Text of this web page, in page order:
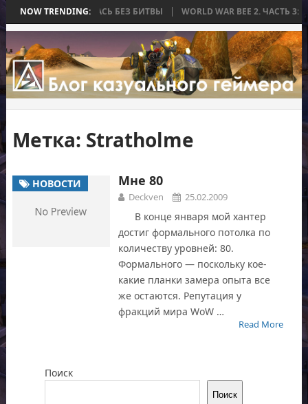
NOW TRENDING:
КОТОРАЯ ЗАКОНЧИЛАСЬ БЕЗ БИТВЫ WORLD WAR BEE 2. ЧАСТЬ
Метка: Stratholme
НОВОСТИ Мне 80
Deckven 25.02.2009
В конце января мой хантер
достиг формального потолка по
количеству уровней: 80.
Формального — поскольку кое-
какие планки замера опыта все
же остаются. Репутация у
фракций мира WoW …
Read More
Поиск
Поиск